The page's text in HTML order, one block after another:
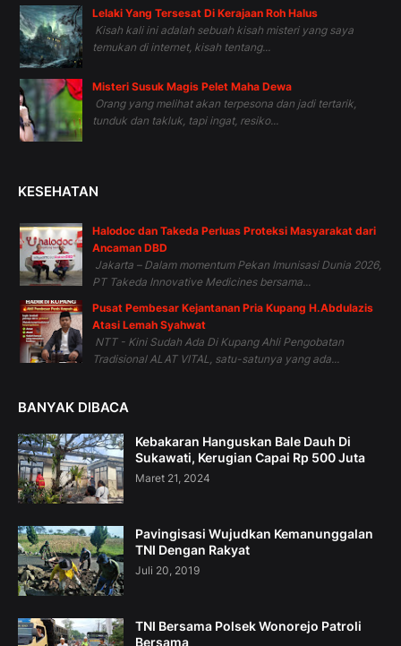
Lelaki Yang Tersesat Di Kerajaan Roh Halus
Kisah kali ini adalah sebuah kisah misteri yang saya
temukan di internet, kisah tentang...
Misteri Susuk Magis Pelet Maha Dewa
Orang yang melihat akan terpesona dan jadi tertarik,
tunduk dan takluk, tapi ingat, resiko...
KESEHATAN
Halodoc dan Takeda Perluas Proteksi Masyarakat dari
Ancaman DBD
Jakarta – Dalam momentum Pekan Imunisasi Dunia 2026,
PT Takeda Innovative Medicines bersama...
Pusat Pembesar Kejantanan Pria Kupang H.Abdulazis
Atasi Lemah Syahwat
NTT - Kini Sudah Ada Di Kupang Ahli Pengobatan
Tradisional ALAT VITAL, satu-satunya yang ada...
BANYAK DIBACA
Kebakaran Hanguskan Bale Dauh Di
Sukawati, Kerugian Capai Rp 500 Juta
Maret 21, 2024
Pavingisasi Wujudkan Kemanunggalan
TNI Dengan Rakyat
Juli 20, 2019
TNI Bersama Polsek Wonorejo Patroli
Bersama